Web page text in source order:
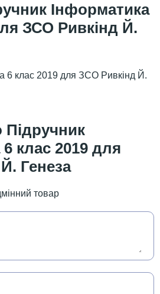
Інформатика
ЗСО Ривкінд Й.
6 клас 2019 для ЗСО Ривкінд Й.
Підручник
клас 2019 для
Генеза